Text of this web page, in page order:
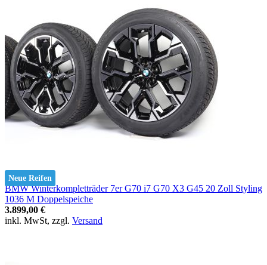
Neue Reifen
BMW Winterkompletträder 7er G70 i7 G70 X3 G45 20 Zoll Styling
1036 M Doppelspeiche
3.899,00 €
inkl. MwSt, zzgl. Versand